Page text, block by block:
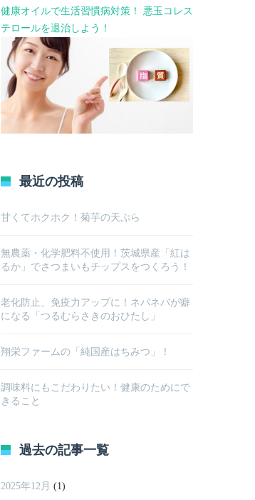
健康オイルで生活習慣病対策！ 悪玉コレス
テロールを退治しよう！
最近の投稿
甘くてホクホク！菊芋の天ぷら
無農薬・化学肥料不使用！茨城県産「紅は
るか」でさつまいもチップスをつくろう！
老化防止、免疫力アップに！ネバネバが癖
になる「つるむらさきのおひたし」
翔栄ファームの「純国産はちみつ」！
調味料にもこだわりたい！健康のためにで
きること
過去の記事一覧
2025年12月 (1)